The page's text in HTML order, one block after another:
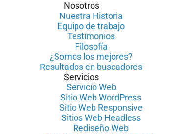
Nosotros
Nuestra Historia
Equipo de trabajo
Testimonios
Filosofía
¿Somos los mejores?
Resultados en buscadores
Servicios
Servicio Web
Sitio Web WordPress
Sitio Web Responsive
Sitios Web Headless
Rediseño Web